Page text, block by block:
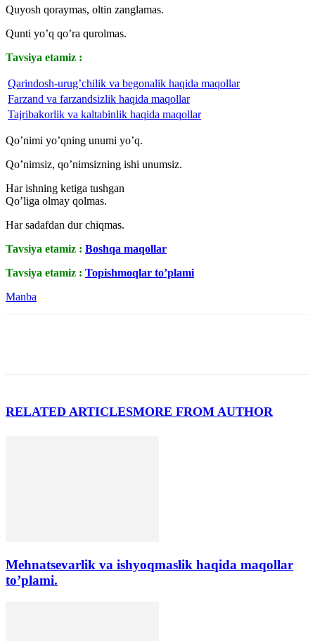
Quyosh qoraymas, oltin zanglamas.
Qunti yo’q qo’ra qurolmas.
Tavsiya etamiz :
Qarindosh-urug’chilik va begonalik haqida maqollar
Farzand va farzandsizlik haqida maqollar
Tajribakorlik va kaltabinlik haqida maqollar
Qo’nimi yo’qning unumi yo’q.
Qo’nimsiz, qo’nimsizning ishi unumsiz.
Har ishning ketiga tushgan
Qo’liga olmay qolmas.
Har sadafdan dur chiqmas.
Tavsiya etamiz : Boshqa maqollar
Tavsiya etamiz : Topishmoqlar to’plami
Manba
RELATED ARTICLESMORE FROM AUTHOR
Mehnatsevarlik va ishyoqmaslik haqida maqollar
to’plami.